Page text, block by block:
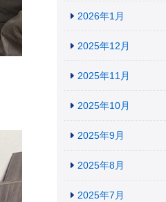
2026年1月
2025年12月
2025年11月
2025年10月
2025年9月
2025年8月
2025年7月